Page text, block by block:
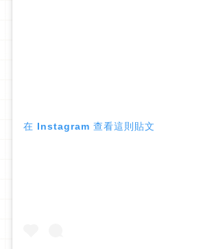
在 Instagram 查看這則貼文